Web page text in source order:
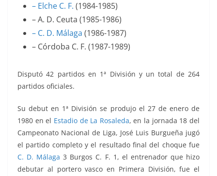
– Elche C. F. (1984-1985)
– A. D. Ceuta (1985-1986)
– C. D. Málaga (1986-1987)
– Córdoba C. F. (1987-1989)
Disputó 42 partidos en 1ª División y un total de 264
partidos oficiales.
Su debut en 1ª División se produjo el 27 de enero de
1980 en el Estadio de La Rosaleda, en la jornada 18 del
Campeonato Nacional de Liga, José Luis Burgueña jugó
el partido completo y el resultado final del choque fue
C. D. Málaga 3 Burgos C. F. 1, el entrenador que hizo
debutar al portero vasco en Primera División, fue el